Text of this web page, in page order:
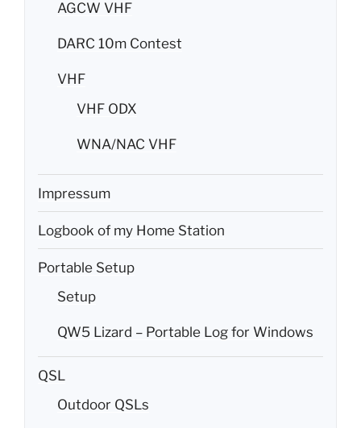
AGCW VHF
DARC 10m Contest
VHF
VHF ODX
WNA/NAC VHF
Impressum
Logbook of my Home Station
Portable Setup
Setup
QW5 Lizard – Portable Log for Windows
QSL
Outdoor QSLs